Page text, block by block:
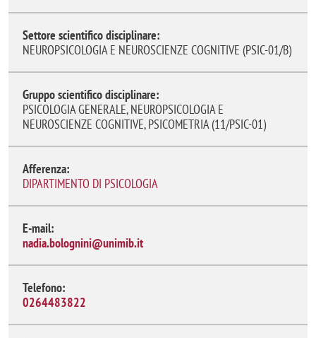
Settore scientifico disciplinare:
NEUROPSICOLOGIA E NEUROSCIENZE COGNITIVE (PSIC-01/B)
Gruppo scientifico disciplinare:
PSICOLOGIA GENERALE, NEUROPSICOLOGIA E
NEUROSCIENZE COGNITIVE, PSICOMETRIA (11/PSIC-01)
Afferenza:
DIPARTIMENTO DI PSICOLOGIA
E-mail:
nadia.bolognini@unimib.it
Telefono:
0264483822